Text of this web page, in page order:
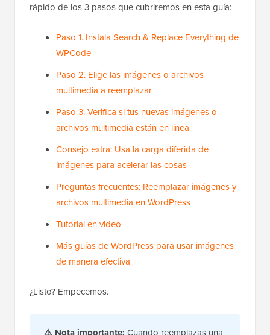
rápido de los 3 pasos que cubriremos en esta guía:
Paso 1. Instala Search & Replace Everything de
WPCode
Paso 2. Elige las imágenes o archivos
multimedia a reemplazar
Paso 3. Verifica si tus nuevas imágenes o
archivos multimedia están en línea
Consejo extra: Usa la carga diferida de
imágenes para acelerar las cosas
Preguntas frecuentes: Reemplazar imágenes y
archivos multimedia en WordPress
Tutorial en video
Más guías de WordPress para usar imágenes
de manera efectiva
¿Listo? Empecemos.